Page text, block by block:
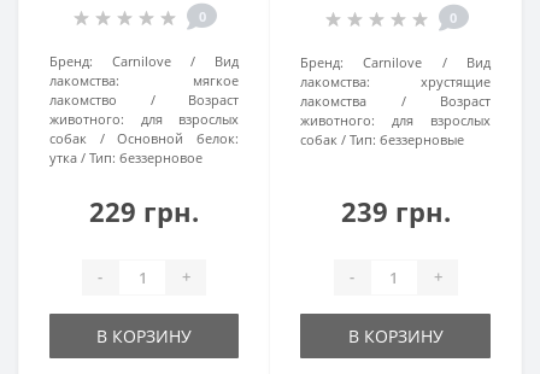
0
Бренд: Carnilove
Вид
лакомства:
мягкое
лакомство
Возраст
животного:
для взрослых
собак
Основной белок:
утка
Тип: беззерновое
229 грн.
- +
В КОРЗИНУ
0
Бренд: Carnilove
Вид
лакомства:
хрустящие
лакомства
Возраст
животного:
для взрослых
собак
Тип: беззерновые
239 грн.
- +
В КОРЗИНУ